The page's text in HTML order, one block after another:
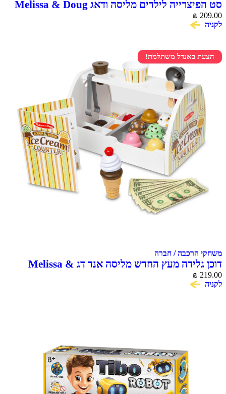
סט הפיצרייה לילדים מליסה ודאג Melissa & Doug
₪ 209.00
לקניה
הצעת באנדל משתלמת!
משחקי הרכבה / חברה
דוכן גלידה מעץ החדש מליסה אנד דג Melissa &
Doug Scoop & Serve Ice Cream Counter
₪ 219.00
לקניה